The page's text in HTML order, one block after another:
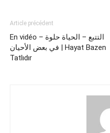
Article précédent
En vidéo – التتبع – الحياة حلوة
في بعض الأحيان | Hayat Bazen
Tatlıdır